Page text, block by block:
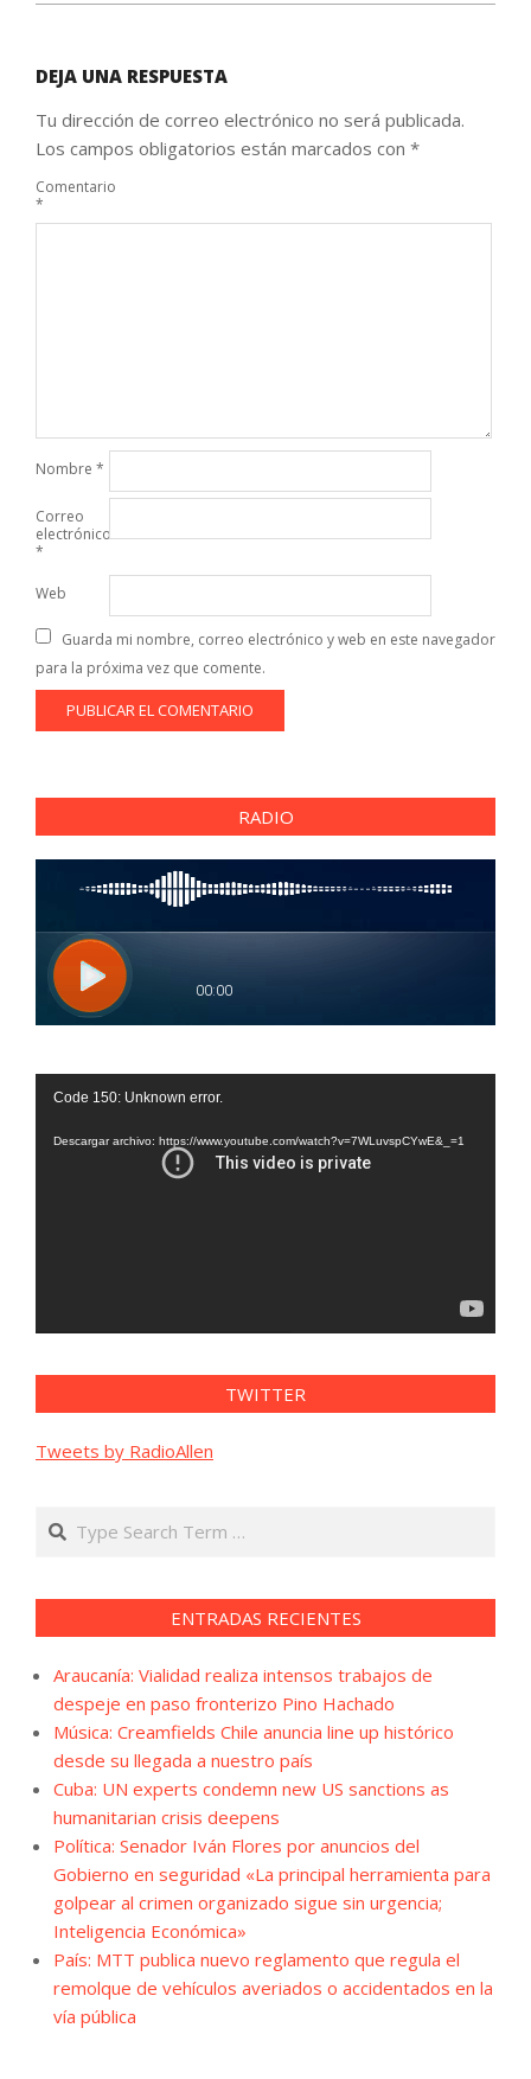
DEJA UNA RESPUESTA
Tu dirección de correo electrónico no será publicada.
Los campos obligatorios están marcados con *
Comentario
*
Nombre *
Correo
electrónico
*
Web
Guarda mi nombre, correo electrónico y web en este navegador
para la próxima vez que comente.
RADIO
Reproductor
vídeo
Code 150: Unknown error.
Descargar archivo: https://www.youtube.com/watch?v=7WLuvspCYwE&_=1
TWITTER
Tweets by RadioAllen
Search
ENTRADAS RECIENTES
Araucanía: Vialidad realiza intensos trabajos de
despeje en paso fronterizo Pino Hachado
Música: Creamfields Chile anuncia line up histórico
desde su llegada a nuestro país
Cuba: UN experts condemn new US sanctions as
humanitarian crisis deepens
Política: Senador Iván Flores por anuncios del
Gobierno en seguridad «La principal herramienta para
golpear al crimen organizado sigue sin urgencia;
Inteligencia Económica»
País: MTT publica nuevo reglamento que regula el
remolque de vehículos averiados o accidentados en la
vía pública